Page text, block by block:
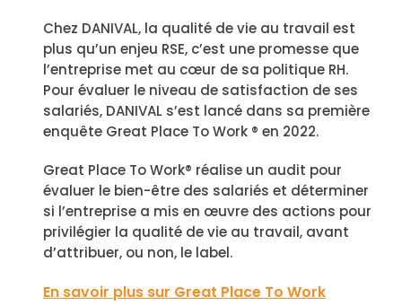
Chez DANIVAL, la qualité de vie au travail est
plus qu’un enjeu RSE, c’est une promesse que
l’entreprise met au cœur de sa politique RH.
Pour évaluer le niveau de satisfaction de ses
salariés, DANIVAL s’est lancé dans sa première
enquête Great Place To Work ® en 2022.
Great Place To Work® réalise un audit pour
évaluer le bien-être des salariés et déterminer
si l’entreprise a mis en œuvre des actions pour
privilégier la qualité de vie au travail, avant
d’attribuer, ou non, le label.
En savoir plus sur Great Place To Work